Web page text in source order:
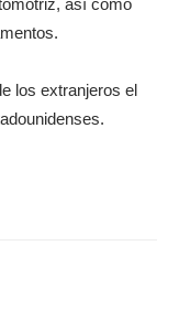
así como
los extranjeros el